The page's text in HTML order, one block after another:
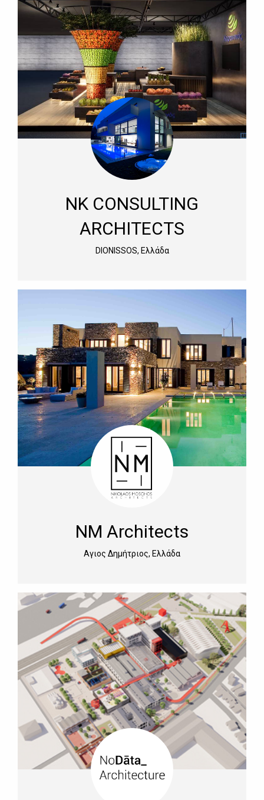
NK CONSULTING
ARCHITECTS
DIONISSOS, Ελλάδα
NM Architects
Αγιος Δημήτριος, Ελλάδα